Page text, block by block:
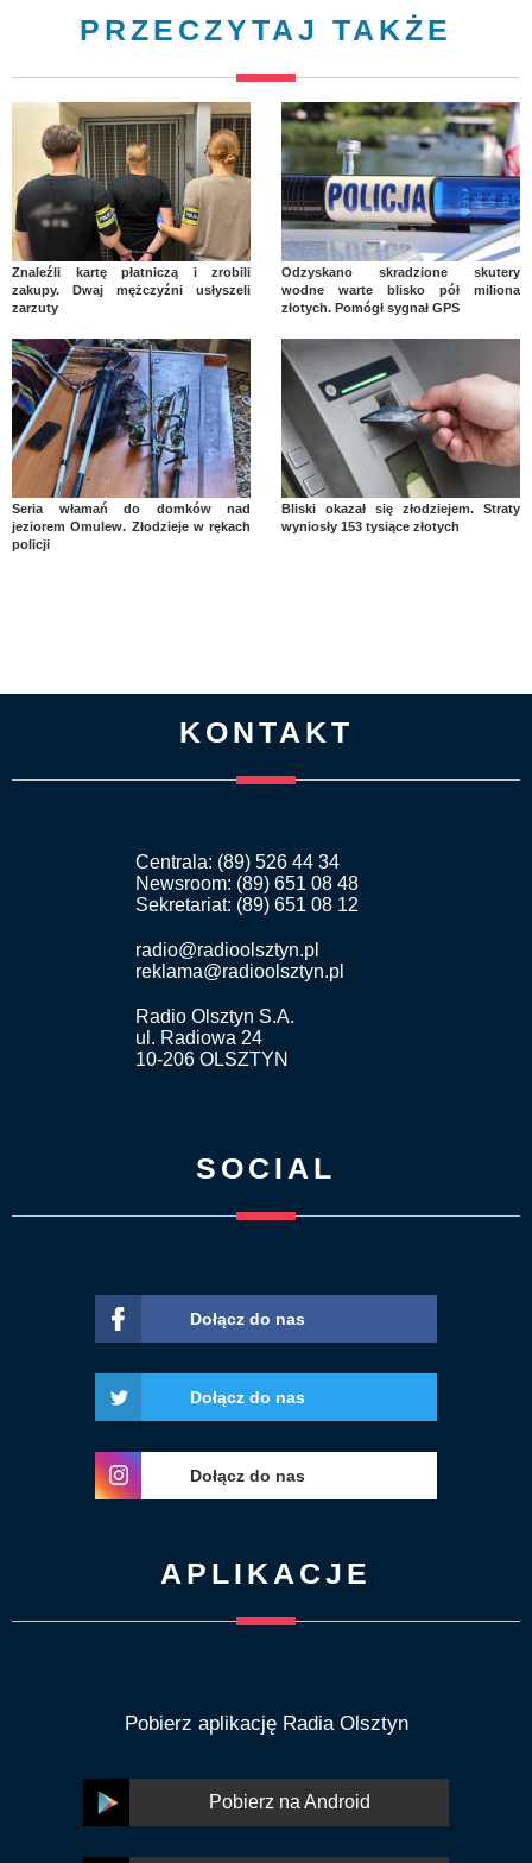
PRZECZYTAJ TAKŻE
Znaleźli kartę płatniczą i zrobili
zakupy. Dwaj mężczyźni usłyszeli
zarzuty
Odzyskano skradzione skutery
wodne warte blisko pół miliona
złotych. Pomógł sygnał GPS
Seria włamań do domków nad
jeziorem Omulew. Złodzieje w rękach
policji
Bliski okazał się złodziejem. Straty
wyniosły 153 tysiące złotych
KONTAKT
Centrala: (89) 526 44 34
Newsroom: (89) 651 08 48
Sekretariat: (89) 651 08 12
radio@radioolsztyn.pl
reklama@radioolsztyn.pl
Radio Olsztyn S.A.
ul. Radiowa 24
10-206 OLSZTYN
SOCIAL
Dołącz do nas
Dołącz do nas
Dołącz do nas
APLIKACJE
Pobierz aplikację Radia Olsztyn
Pobierz na Android